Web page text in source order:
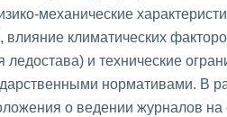
механические
влияние климатических
ледостава) и технические
нормативами. В
о ведении журналов на